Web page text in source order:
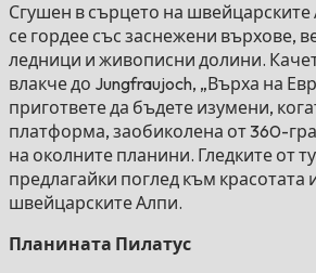
Сгушен в сърцето на швейцарските
се гордее със заснежени върхове,
ледници и живописни долини.
влакче до Jungfraujoch, „Върха на
пригответе да бъдете изумени,
платформа, заобиколена от 360-
на околните планини. Гледките от
предлагайки поглед към красотата
швейцарските Алпи.
Планината Пилатус